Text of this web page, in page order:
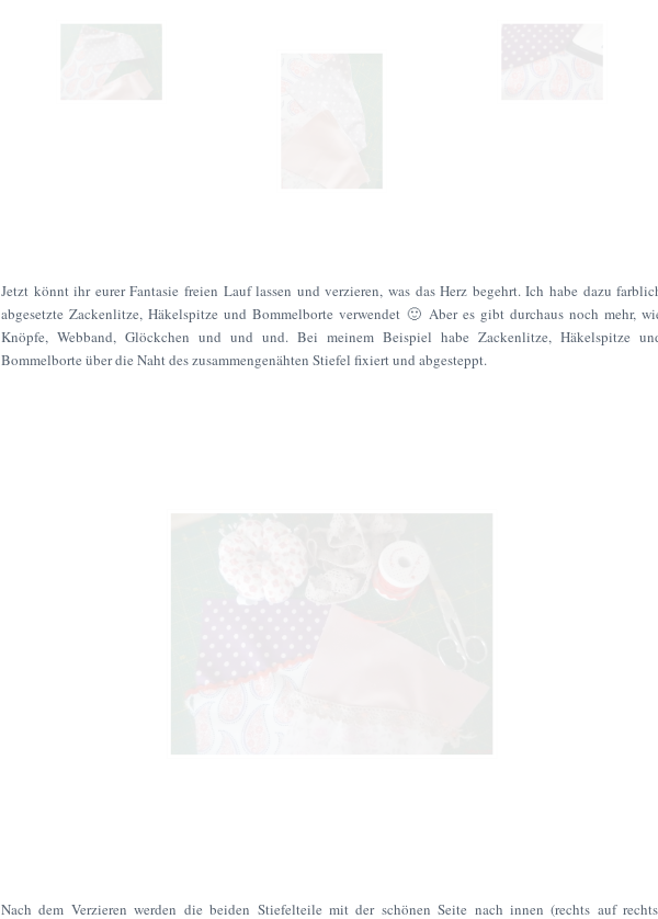
Jetzt könnt ihr eurer Fantasie freien Lauf lassen und verzieren, was das Herz begehrt. Ich habe dazu
abgesetzte Zackenlitze, Häkelspitze und Bommelborte verwendet 🙂 Aber es gibt durchaus noch mehr,
Knöpfe, Webband, Glöckchen und und und. Bei meinem Beispiel habe Zackenlitze, Häkelspitze
Bommelborte über die Naht des zusammengenähten Stiefel fixiert und abgesteppt.
Nach dem Verzieren werden die beiden Stiefelteile mit der schönen Seite nach innen (rechts auf